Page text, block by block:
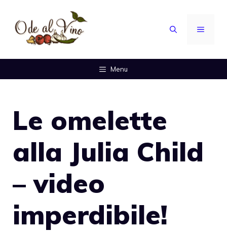
contenuto
MENU
Menu
Le omelette
alla Julia Child
– video
imperdibile!